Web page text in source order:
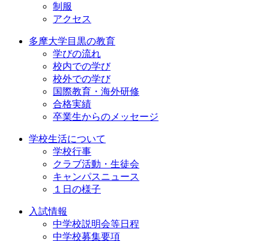
制服
アクセス
多摩大学目黒の教育
学びの流れ
校内での学び
校外での学び
国際教育・海外研修
合格実績
卒業生からのメッセージ
学校生活について
学校行事
クラブ活動・生徒会
キャンパスニュース
１日の様子
入試情報
中学校説明会等日程
中学校募集要項